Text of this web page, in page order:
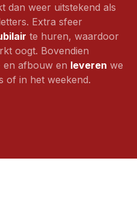
dan weer uitstekend als
Extra sfeer
te huren, waardoor
oogt. Bovendien
afbouw en leveren we
of in het weekend.